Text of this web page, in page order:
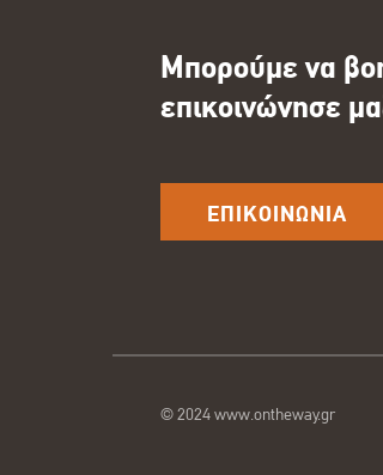
Μπορούμε να
επικοινώνησε
ΕΠΙΚΟΙΝΩΝΙΑ
© 2024 www.ontheway.gr